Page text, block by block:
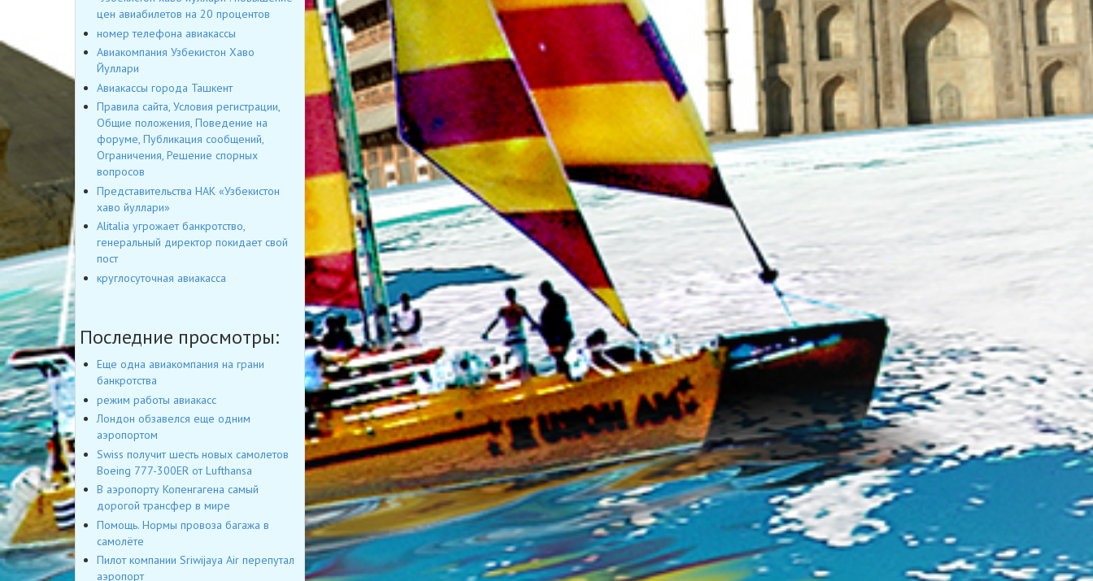
цен авиабилетов на 20 процентов
номер телефона авиакассы
Авиакомпания Узбекистон Хаво
Йуллари
Авиакассы города Ташкент
Правила сайта, Условия регистрации,
Общие положения, Поведение на
форуме, Публикация сообщений,
Ограничения, Решение спорных
вопросов
Представительства НАК «Узбекистон
хаво йуллари»
Alitalia угрожает банкротство,
генеральный директор покидает свой
пост
круглосуточная авиакасса
Последние просмотры:
Еще одна авиакомпания на грани
банкротства
режим работы авиакасс
Лондон обзавелся еще одним
аэропортом
Swiss получит шесть новых самолетов
Boeing 777-300ER от Lufthansa
В аэропорту Копенгагена самый
дорогой трансфер в мире
Помощь. Нормы провоза багажа в
самолёте
Пилот компании Sriwijaya Air перепутал
аэропорт